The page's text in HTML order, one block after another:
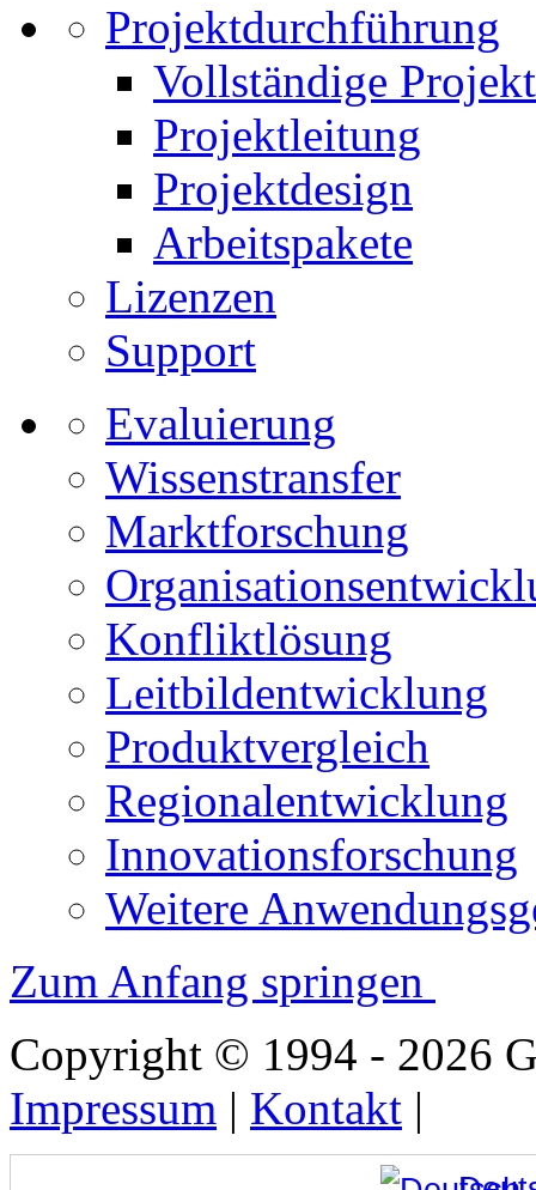
Projektdurchführung
Vollständige
Projektleitung
Projektdesign
Arbeitspakete
Lizenzen
Support
Evaluierung
Wissenstransfer
Marktforschung
Konfliktlösung
Leitbildentwicklung
Produktvergleich
Regionalentwicklung
Innovationsforschung
Weitere
Zum Anfang springen
Copyright © 1994 - 2026
Impressum | Kontakt |